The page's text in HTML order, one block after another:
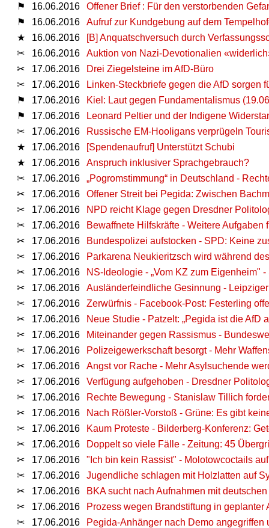
⚑
16.06.2016
Offener Brief : Für den verstorbenden
⚑
16.06.2016
Aufruf zur Kundgebung auf dem
★
16.06.2016
[B] Anquatschversuch durch
✂
16.06.2016
Auktion von Nazi-Devotionalien
✂
17.06.2016
Drei Ziegelsteine im AfD-Büro
✂
17.06.2016
Linken-Steckbriefe gegen die AfD sorgen
⚑
17.06.2016
Kiel: Laut gegen Fundamentalismus
⚑
17.06.2016
Leonard Peltier und der Indigene
✂
17.06.2016
Russische EM-Hooligans verprügeln
★
17.06.2016
[Spendenaufruf] Unterstützt Schubi
★
17.06.2016
Anspruch inklusiver Sprachgebrauch?
✂
17.06.2016
„Pogromstimmung“ in Deutschland -
✂
17.06.2016
Offener Streit bei Pegida: Zwischen
✂
17.06.2016
NPD reicht Klage gegen Dresdner
✂
17.06.2016
Bewaffnete Hilfskräfte - Weitere
✂
17.06.2016
Bundespolizei aufstocken - SPD: Keine
✂
17.06.2016
Parkarena Neukieritzsch wird während
✂
17.06.2016
NS-Ideologie - „Vom KZ zum Eigenheim"
✂
17.06.2016
Ausländerfeindliche Gesinnung -
✂
17.06.2016
Zerwürfnis - Facebook-Post: Festerling
✂
17.06.2016
Neue Studie - Patzelt: „Pegida ist die AfD
✂
17.06.2016
Miteinander gegen Rassismus -
✂
17.06.2016
Polizeigewerkschaft besorgt - Mehr
✂
17.06.2016
Angst vor Rache - Mehr Asylsuchende
✂
17.06.2016
Verfügung aufgehoben - Dresdner
✂
17.06.2016
Rechte Bewegung - Stanislaw Tillich
✂
17.06.2016
Nach Rößler-Vorstoß - Grüne: Es gibt
✂
17.06.2016
Kaum Proteste - Bilderberg-Konferenz:
✂
17.06.2016
Doppelt so viele Fälle - Zeitung: 45
✂
17.06.2016
"Ich bin kein Rassist" - Molotowcoctails
✂
17.06.2016
Jugendliche schlagen mit Holzlatten auf
✂
17.06.2016
BKA sucht nach Aufnahmen mit
✂
17.06.2016
Prozess wegen Brandstiftung in
✂
17.06.2016
Pegida-Anhänger nach Demo angegriffen